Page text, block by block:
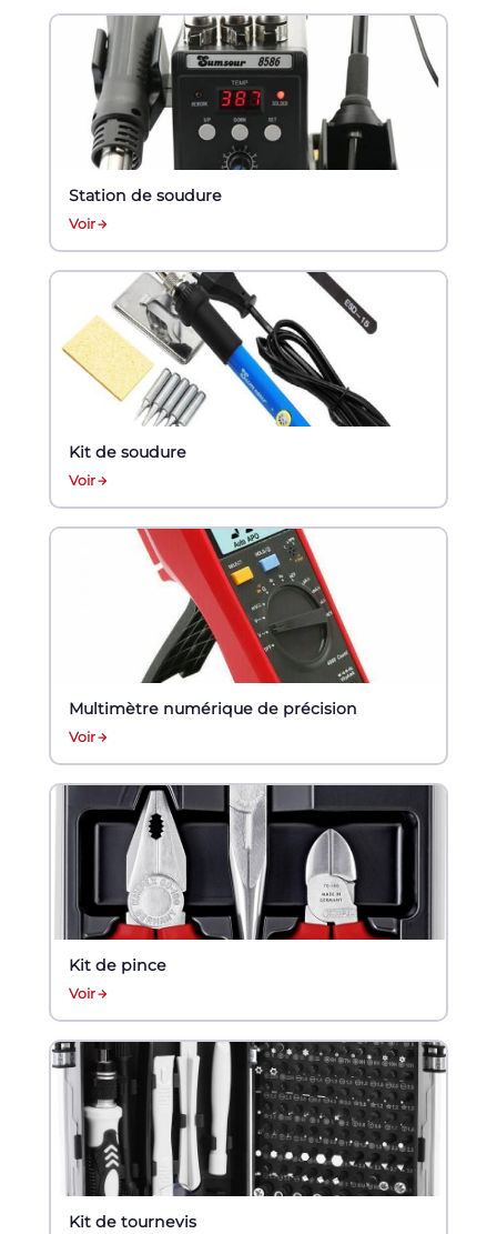
Station de soudure
Voir
Kit de soudure
Voir
Multimètre numérique de précision
Voir
Kit de pince
Voir
Kit de tournevis